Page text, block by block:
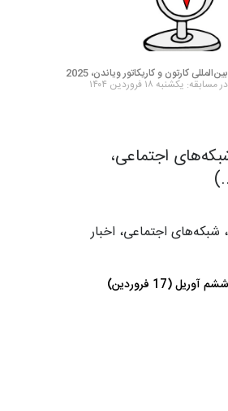
کارتون و کاریکاتور ویاندن، 2025
یکشنبه ۱۸ فروردین ۱۴۰۴
اجتماعی،
اجتماعی، اخبار
(17 فروردین)